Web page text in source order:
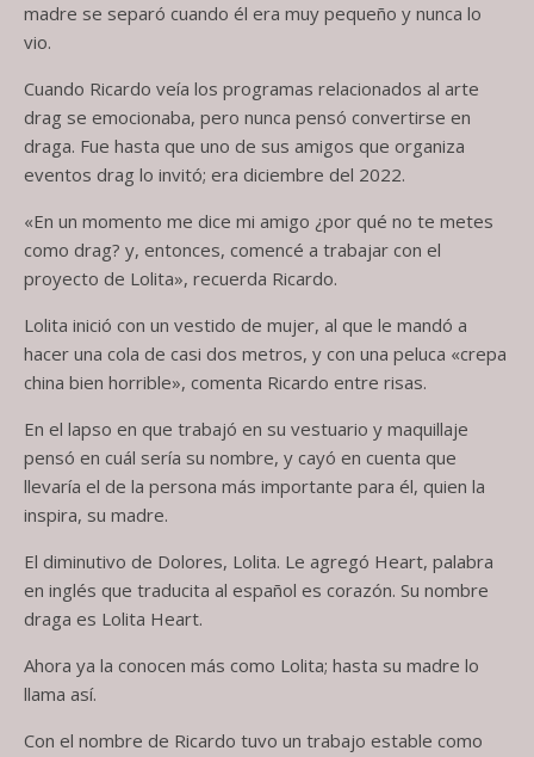
madre se separó cuando él era muy pequeño y nunca lo
vio.
Cuando Ricardo veía los programas relacionados al arte
drag se emocionaba, pero nunca pensó convertirse en
draga. Fue hasta que uno de sus amigos que organiza
eventos drag lo invitó; era diciembre del 2022.
«En un momento me dice mi amigo ¿por qué no te metes
como drag? y, entonces, comencé a trabajar con el
proyecto de Lolita», recuerda Ricardo.
Lolita inició con un vestido de mujer, al que le mandó a
hacer una cola de casi dos metros, y con una peluca «crepa
china bien horrible», comenta Ricardo entre risas.
En el lapso en que trabajó en su vestuario y maquillaje
pensó en cuál sería su nombre, y cayó en cuenta que
llevaría el de la persona más importante para él, quien la
inspira, su madre.
El diminutivo de Dolores, Lolita. Le agregó Heart, palabra
en inglés que traducita al español es corazón. Su nombre
draga es Lolita Heart.
Ahora ya la conocen más como Lolita; hasta su madre lo
llama así.
Con el nombre de Ricardo tuvo un trabajo estable como